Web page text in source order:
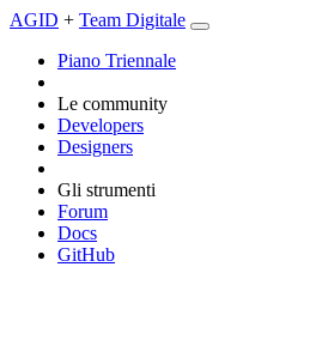
AGID + Team Digitale
Piano Triennale
Le community
Developers
Designers
Gli strumenti
Forum
Docs
GitHub